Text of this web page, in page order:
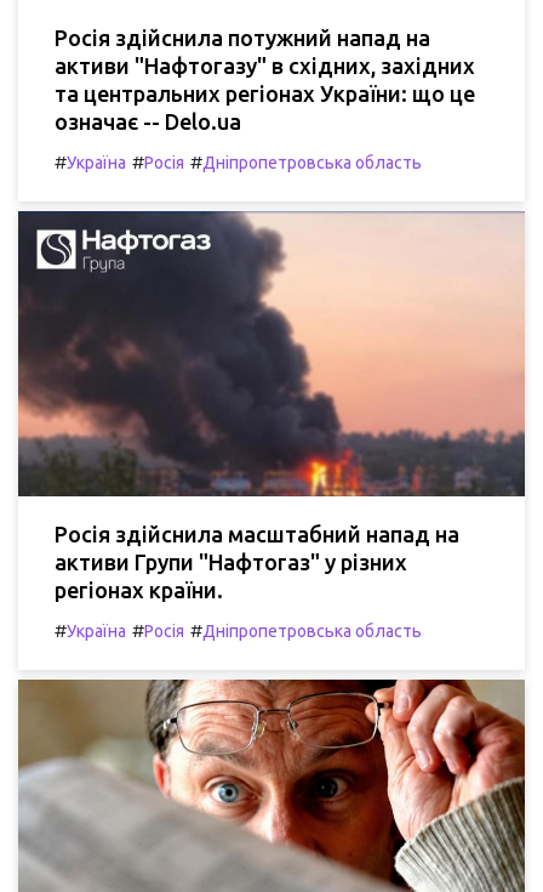
Росія здійснила потужний напад на
активи "Нафтогазу" в східних, західних
та центральних регіонах України: що це
означає -- Delo.ua
#Україна #Росія #Дніпропетровська область
Росія здійснила масштабний напад на
активи Групи "Нафтогаз" у різних
регіонах країни.
#Україна #Росія #Дніпропетровська область